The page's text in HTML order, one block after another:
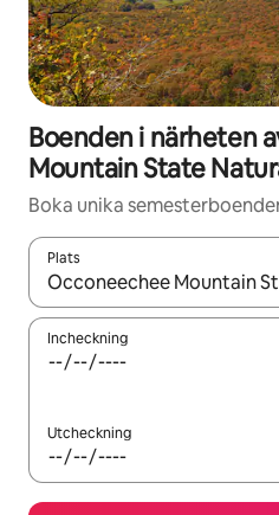
Boenden i närheten
Mountain State
Boka unika
Plats
När resultaten är tillgängliga
Incheckning
Utcheckning